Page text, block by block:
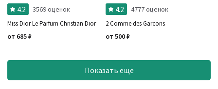
4.2 3569 оценок
Miss Dior Le Parfum Christian Dior
от 685₽
4.2 4777 оценок
2 Comme des Garcons
от 500₽
Показать еще